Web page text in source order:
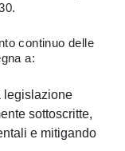
continuo delle
a:
legislazione
sottoscritte,
e mitigando